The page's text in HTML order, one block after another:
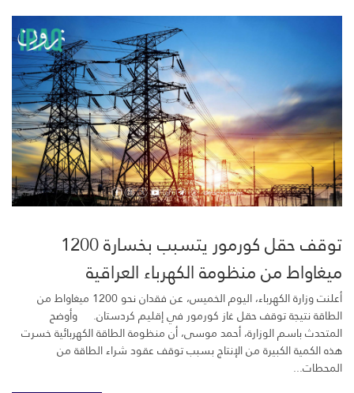
توقف حقل كورمور يتسبب بخسارة 1200
ميغاواط من منظومة الكهرباء العراقية
أعلنت وزارة الكهرباء، اليوم الخميس، عن فقدان نحو 1200 ميغاواط من
الطاقة نتيجة توقف حقل غاز كورمور في إقليم كردستان. وأوضح
المتحدث باسم الوزارة، أحمد موسى، أن منظومة الطاقة الكهربائية خسرت
هذه الكمية الكبيرة من الإنتاج بسبب توقف عقود شراء الطاقة من
المحطات...